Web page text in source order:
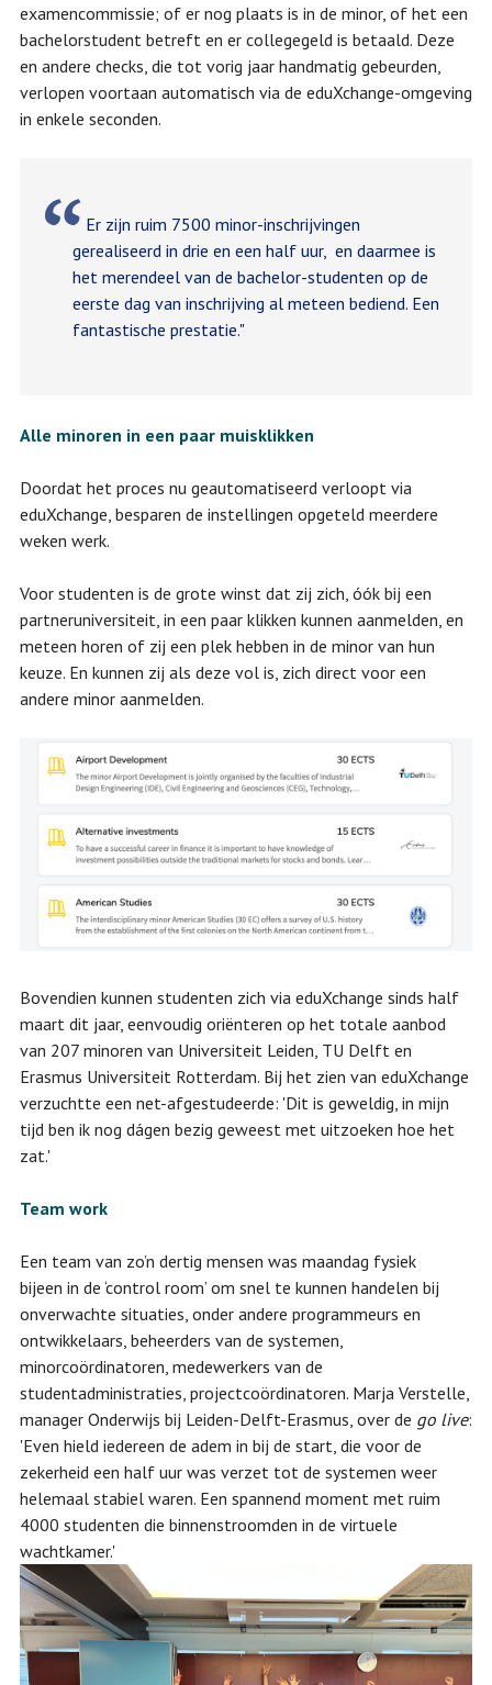
examencommissie; of er nog plaats is in de minor, of het een
bachelorstudent betreft en er collegegeld is betaald. Deze
en andere checks, die tot vorig jaar handmatig gebeurden,
verlopen voortaan automatisch via de eduXchange-omgeving
in enkele seconden.
Er zijn ruim 7500 minor-inschrijvingen
gerealiseerd in drie en een half uur, en daarmee is
het merendeel van de bachelor-studenten op de
eerste dag van inschrijving al meteen bediend. Een
fantastische prestatie."
Alle minoren in een paar muisklikken
Doordat het proces nu geautomatiseerd verloopt via
eduXchange, besparen de instellingen opgeteld meerdere
weken werk.
Voor studenten is de grote winst dat zij zich, óók bij een
partneruniversiteit, in een paar klikken kunnen aanmelden, en
meteen horen of zij een plek hebben in de minor van hun
keuze. En kunnen zij als deze vol is, zich direct voor een
andere minor aanmelden.
Bovendien kunnen studenten zich via eduXchange sinds half
maart dit jaar, eenvoudig oriënteren op het totale aanbod
van 207 minoren van Universiteit Leiden, TU Delft en
Erasmus Universiteit Rotterdam. Bij het zien van eduXchange
verzuchtte een net-afgestudeerde: 'Dit is geweldig, in mijn
tijd ben ik nog dágen bezig geweest met uitzoeken hoe het
zat.'
Team work
Een team van zo’n dertig mensen was maandag fysiek
bijeen in de ‘control room’ om snel te kunnen handelen bij
onverwachte situaties, onder andere programmeurs en
ontwikkelaars, beheerders van de systemen,
minorcoördinatoren, medewerkers van de
studentadministraties, projectcoördinatoren. Marja Verstelle,
manager Onderwijs bij Leiden-Delft-Erasmus, over de go live:
'Even hield iedereen de adem in bij de start, die voor de
zekerheid een half uur was verzet tot de systemen weer
helemaal stabiel waren. Een spannend moment met ruim
4000 studenten die binnenstroomden in de virtuele
wachtkamer.'